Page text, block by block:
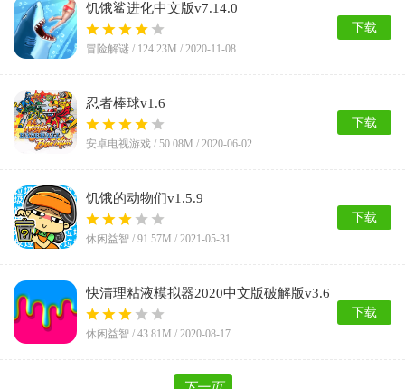
饥饿鲨进化中文版v7.14.0
冒险解谜 / 124.23M / 2020-11-08
下载
忍者棒球v1.6
安卓电视游戏 / 50.08M / 2020-06-02
下载
饥饿的动物们v1.5.9
休闲益智 / 91.57M / 2021-05-31
下载
快清理粘液模拟器2020中文版破解版v3.6
休闲益智 / 43.81M / 2020-08-17
下载